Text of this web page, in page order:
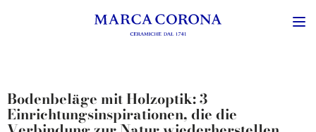
Bodenbeläge mit Holzoptik: 3
Einrichtungsinspirationen, die die